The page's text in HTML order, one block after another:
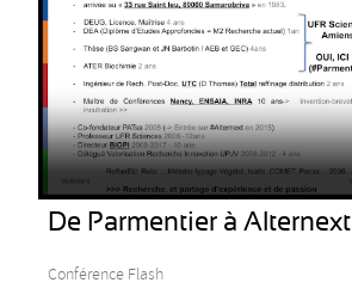
De Parmentier à Alternext
Conférence Flash